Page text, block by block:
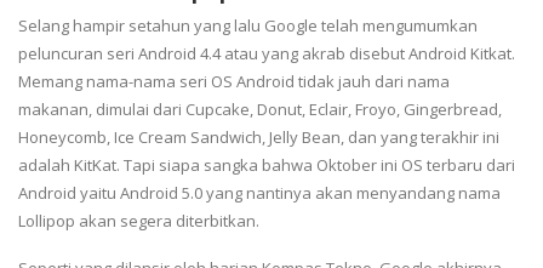
Selang hampir setahun yang lalu Google telah mengumumkan
peluncuran seri Android 4.4 atau yang akrab disebut Android Kitkat.
Memang nama-nama seri OS Android tidak jauh dari nama
makanan, dimulai dari Cupcake, Donut, Eclair, Froyo, Gingerbread,
Honeycomb, Ice Cream Sandwich, Jelly Bean, dan yang terakhir ini
adalah KitKat. Tapi siapa sangka bahwa Oktober ini OS terbaru dari
Android yaitu Android 5.0 yang nantinya akan menyandang nama
Lollipop akan segera diterbitkan.